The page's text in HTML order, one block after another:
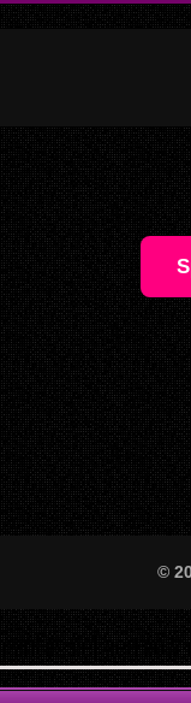
©
del perreo